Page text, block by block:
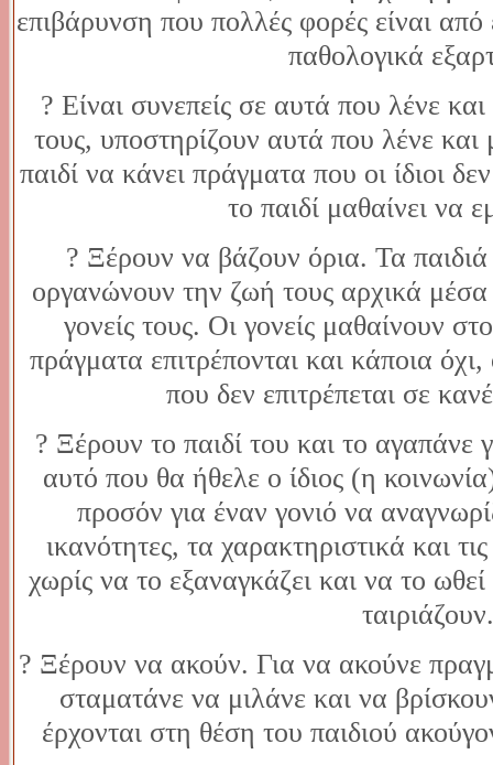
επιβάρυνση που πολλές φορές είναι
παθολογικά
? Είναι συνεπείς σε αυτά που λένε
τους, υποστηρίζουν αυτά που λένε και
παιδί να κάνει πράγματα που οι ίδιοι
το παιδί μαθαίνει να
? Ξέρουν να βάζουν όρια. Τα
οργανώνουν την ζωή τους αρχικά μέσα
γονείς τους. Οι γονείς μαθαίνουν
πράγματα επιτρέπονται και κάποια
που δεν επιτρέπεται σε
? Ξέρουν το παιδί του και το αγαπάνε
αυτό που θα ήθελε ο ίδιος (η
προσόν για έναν γονιό να
ικανότητες, τα χαρακτηριστικά και
χωρίς να το εξαναγκάζει και να το
ταιριάζουν.
? Ξέρουν να ακούν. Για να ακούνε
σταματάνε να μιλάνε και να
έρχονται στη θέση του παιδιού